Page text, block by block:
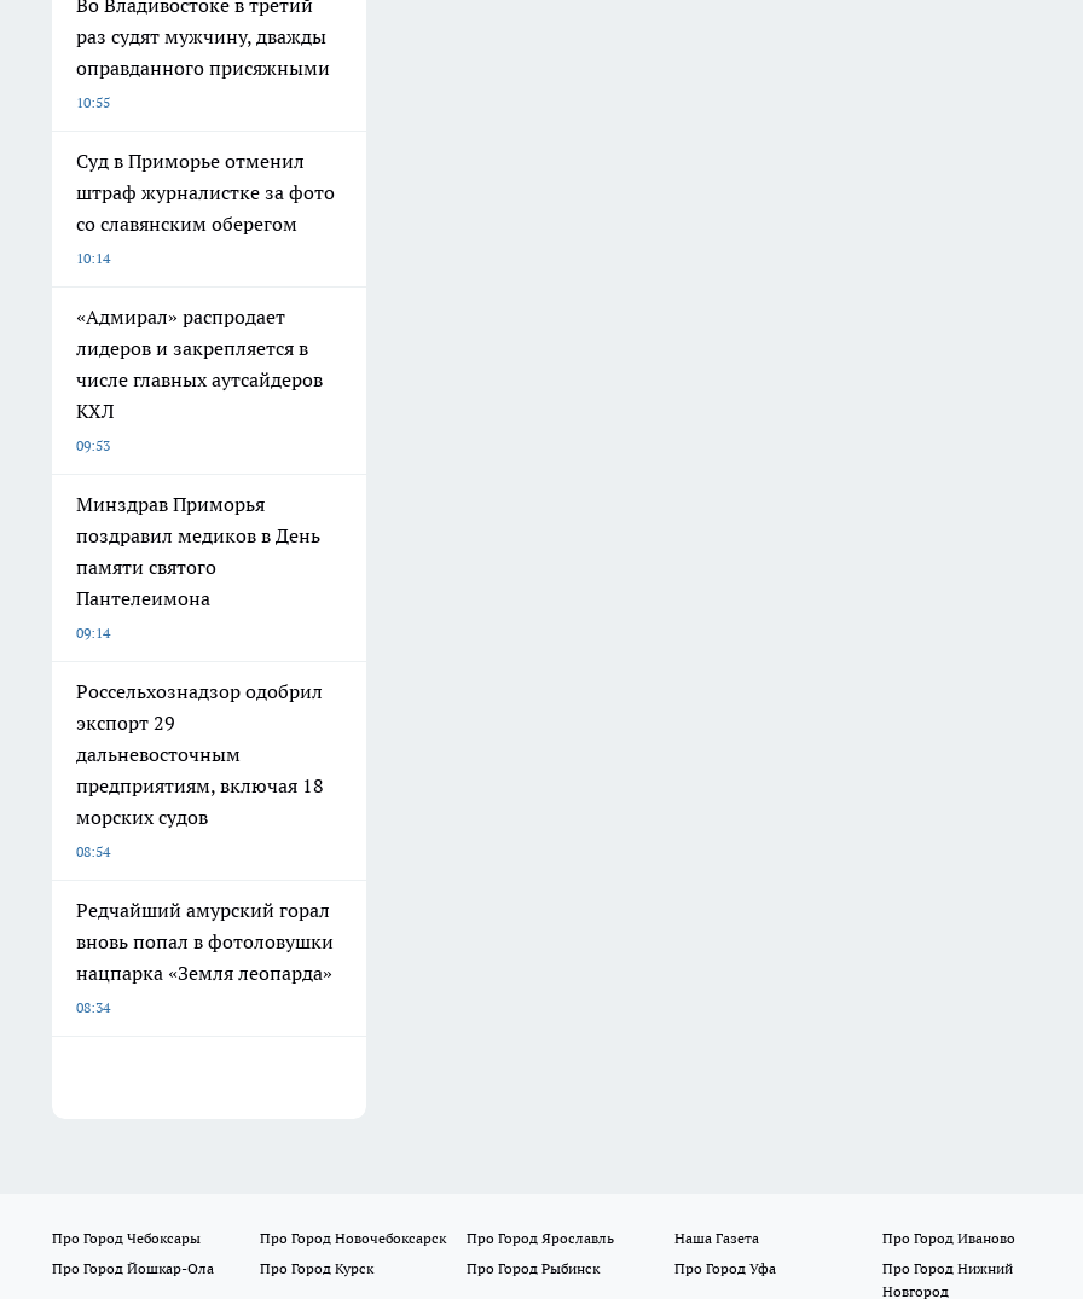
раз судят мужчину, дважды
оправданного присяжными
10:55
Суд в Приморье отменил
штраф журналистке за фото
со славянским оберегом
10:14
«Адмирал» распродает
лидеров и закрепляется в
числе главных аутсайдеров
КХЛ
09:53
Минздрав Приморья
поздравил медиков в День
памяти святого
Пантелеимона
09:14
Россельхознадзор одобрил
экспорт 29
дальневосточным
предприятиям, включая 18
морских судов
08:54
Редчайший амурский горал
вновь попал в фотоловушки
нацпарка «Земля леопарда»
08:34
Про Город Чебоксары Про Город Новочебоксарск Про Город Ярославль Наша Газета
Про Город Иваново
Про Город Йошкар-Ола
Про Город Курск Про Город Рыбинск Про Город Уфа
Про Город Нижний
Новгород